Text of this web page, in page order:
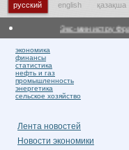
русский english қазақша
Экс-министру
экономика
финансы
статистика
нефть и газ
промышленность
энергетика
сельское хозяйство
Лента новостей
Новости экономики